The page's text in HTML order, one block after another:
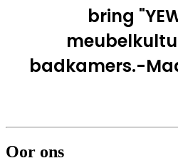
bring
badkamers.-
Oor ons